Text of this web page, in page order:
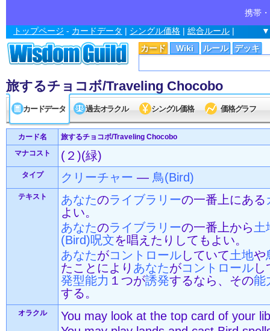
携帯
カード Wiki ルール デッキ
トップページ - カードデータ | シングル価格 | 総合ルール |
旅するチョコボ/Traveling Chocobo
カードデータ 過去オラクル シングル価格 価格グラフ
カード名
旅するチョコボ/Traveling Chocobo
マナコスト
(２)(緑)
タイプ クリーチャー — 鳥(Bird)
テキスト あなたのライブラリーの一番上にある
よい。
あなたのライブラリーの一番上から 土
(Bird)呪文を唱えたりしてもよい。
あなたがコントロールしていて土地や
たことにより あなたがコントロールし
発型能力 １つが誘発するなら、その能
する。
オラクル
You may look at the top card of your